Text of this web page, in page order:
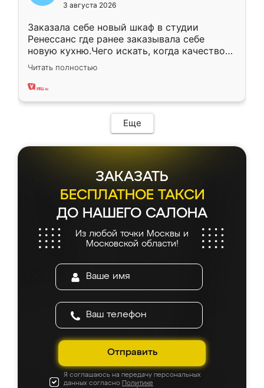
3 августа 2026
Заказала себе новый шкаф в студии
Ренессанс где ранее заказывала себе
новую кухню.Чего искать, когда качеством
вполне довольна. Служит кухня уже почти
два года, нареканий нет.
Читать полностью
Еще
ЗАКАЗАТЬ
БЕСПЛАТНОЕ ТАКСИ
ДО НАШЕГО САЛОНА
Из любой точки Москвы и
Московской области!
Отправить
Я соглашаюсь на передачу персональных
данных согласно Политике